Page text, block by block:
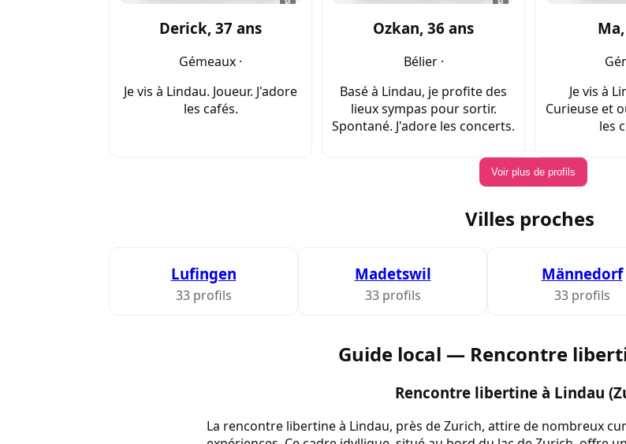
Derick, 37 ans
Gémeaux ·
Je vis à Lindau. Joueur. J'adore
les cafés.
Ozkan, 36 ans
Bélier ·
Basé à Lindau, je profite des
lieux sympas pour sortir.
Spontané. J'adore les concerts.
Je vis à
Curieuse et
les
Voir plus de profils
Villes proches
Lufingen
33 profils
Madetswil
33 profils
Männedorf
33 profils
Guide local — Rencontre
Rencontre libertine à Lindau
La rencontre libertine à Lindau, près de Zurich, attire de nombreux